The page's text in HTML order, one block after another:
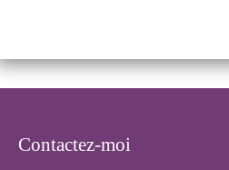
Contactez-moi